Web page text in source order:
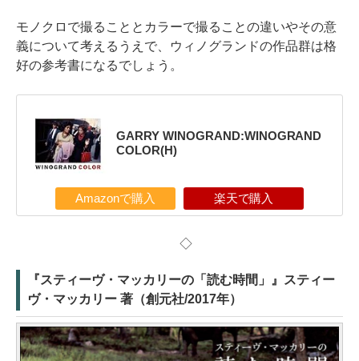
モノクロで撮ることとカラーで撮ることの違いやその意
義について考えるうえで、ウィノグランドの作品群は格
好の参考書になるでしょう。
GARRY WINOGRAND:WINOGRAND
COLOR(H)
Amazonで購入 楽天で購入
◇
『スティーヴ・マッカリーの「読む時間」』スティー
ヴ・マッカリー 著（創元社/2017年）